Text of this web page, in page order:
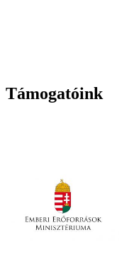
Támogatóink